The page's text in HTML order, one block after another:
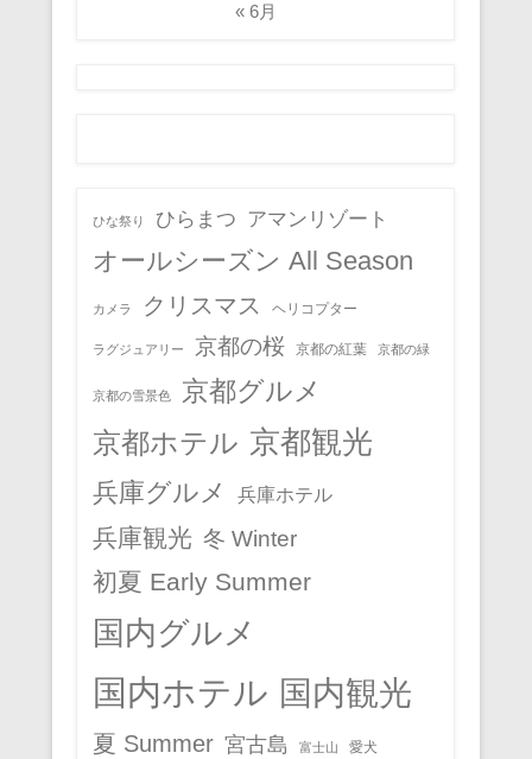
« 6月
ひな祭り ひらまつ アマンリゾート
オールシーズン All Season
カメラ クリスマス ヘリコプター
ラグジュアリー 京都の桜 京都の紅葉 京都の緑
京都の雪景色 京都グルメ
京都ホテル 京都観光
兵庫グルメ 兵庫ホテル
兵庫観光 冬 Winter
初夏 Early Summer
国内グルメ
国内ホテル 国内観光
夏 Summer 宮古島 富士山 愛犬